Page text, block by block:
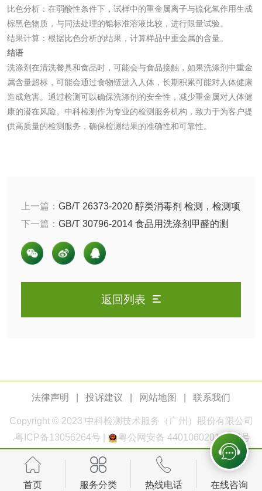
比色分析：在弱酸性条件下，试样中的重金属离子与硫化氢作用生成
棕黑色物质，与同法处理的铅标准溶液比较，进行限量试验。
结果计算：根据比色分析的结果，计算样品中重金属的含量。
结语
洗涤剂在清洗餐具和食品时，可能会与食品接触，如果洗涤剂中重金
属含量超标，可能会通过食物链进入人体，长期积累可能对人体健康
造成危害。通过检测可以确保洗涤剂的安全性，减少重金属对人体健
康的潜在风险。中科检测作为专业的检测服务机构，致力于为客户提
供高质量的检测服务，确保检测结果的准确性和可靠性。
上一篇： GB/T 26373-2020 醇类消毒剂 检测，检测项
目以及参考标准介绍
下一篇： GB/T 30796-2014 食品用洗涤剂甲醛的测
定，检测标准以及试验方法
返回列表
法律声明 投诉建议 网站地图 联系我们
Copyright © 2023 中科检测 技术服务（广州）股份有限公司
.粤ICP备13056264号 粤公网安备 44010602011168号
首页 服务分类 热线电话 在线咨询
水处理剂
工业乳状氢氧化钙
检测
铝酸钙检测
三氯异氰尿酸检测 磷酸二氢铵检测
煤质颗粒活性炭检
脱硫脱硝活性炭检
电厂水处理活性炭
检测
木质活性炭检测
木质净水用活性炭
肥料检测 微生物肥料检测
化肥检测 微生物菌剂检测
有机肥检测 钾肥检测
磷酸肥料检测